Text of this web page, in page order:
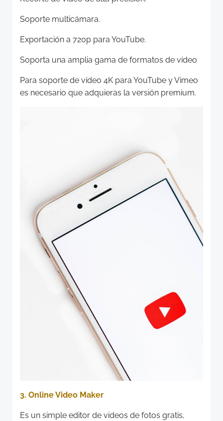
Soporte multicámara.
Exportación a 720p para YouTube.
Soporta una amplia gama de formatos de vídeo
Para soporte de vídeo 4K para YouTube y Vimeo
es necesario que adquieras la versión premium.
3. Online Video Maker
Es un simple editor de videos de fotos gratis,